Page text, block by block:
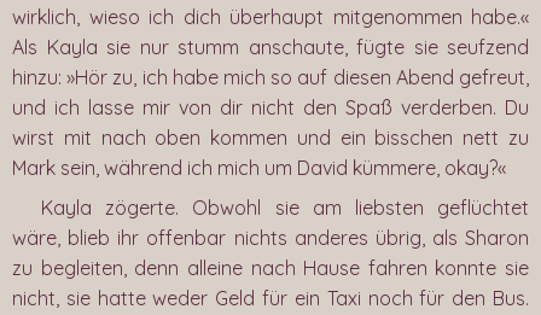
wirklich, wieso ich dich überhaupt mitgenommen habe.«
Als Kayla sie nur stumm anschaute, fügte sie seufzend
hinzu: »Hör zu, ich habe mich so auf diesen Abend gefreut,
und ich lasse mir von dir nicht den Spaß verderben. Du
wirst mit nach oben kommen und ein bisschen nett zu
Mark sein, während ich mich um David kümmere, okay?«
Kayla zögerte. Obwohl sie am liebsten geflüchtet
wäre, blieb ihr offenbar nichts anderes übrig, als Sharon
zu begleiten, denn alleine nach Hause fahren konnte sie
nicht, sie hatte weder Geld für ein Taxi noch für den Bus.